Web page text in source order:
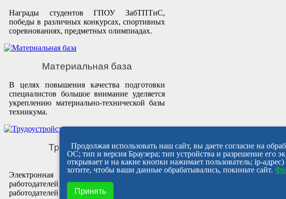
Награды студентов ГПОУ ЗабТПТиС,
победы в различных конкурсах, спортивных
соревнованиях, предметных олимпиадах.
Материальная база
В целях повышения качества подготовки
специалистов большое внимание уделяется
укреплению материально-технической базы
техникума.
Трудоустройство
выпускников
Электронная биржа труда, база
работодателей и практик, мастер-классы от
работодателей и ярмарки вакансий.
Продолжая использовать наш сайт, вы даете согласие на
ОС; тип и версия Браузера; тип устройства и разрешение его
открывает и на какие кнопки нажимает пользователь; ip-
хотите, чтобы ваши данные обрабатывались, покиньте сайт.
Принять